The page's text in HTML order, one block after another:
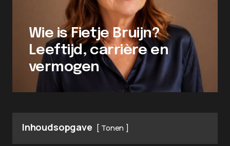
Wie is Fietje Bruijn?
Leeftijd, carrière en
vermogen
Inhoudsopgave Tonen